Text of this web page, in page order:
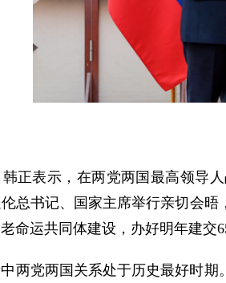
正表示，在两党两国最高领导
总书记、国家主席举行亲切会
命运共同体建设，办好明年建
两党两国关系处于历史最好时